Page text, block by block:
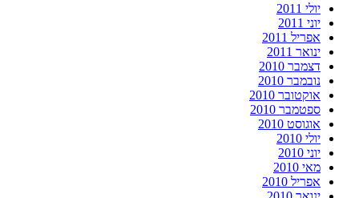
יולי 2011
יוני 2011
אפריל 2011
ינואר 2011
דצמבר 2010
נובמבר 2010
אוקטובר 2010
ספטמבר 2010
אוגוסט 2010
יולי 2010
יוני 2010
מאי 2010
אפריל 2010